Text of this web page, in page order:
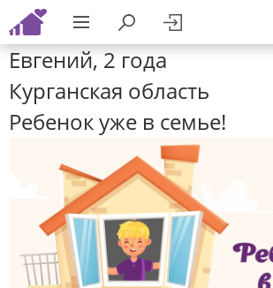
Евгений, 2 года
Курганская область
Ребенок уже в семье!